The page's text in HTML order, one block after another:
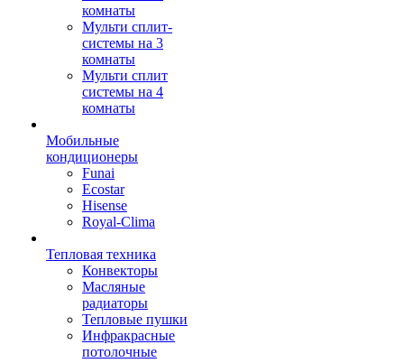
комнаты
Мульти сплит-
системы на 3
комнаты
Мульти сплит
системы на 4
комнаты
Мобильные
кондиционеры
Funai
Ecostar
Hisense
Royal-Clima
Тепловая техника
Конвекторы
Масляные
радиаторы
Тепловые пушки
Инфракрасные
потолочные